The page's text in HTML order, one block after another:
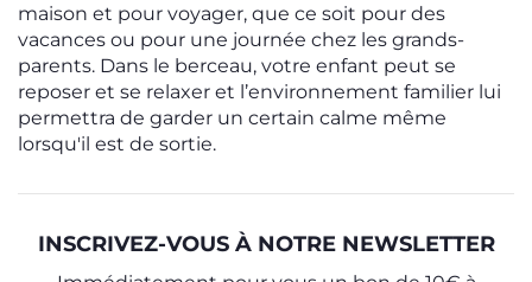
maison et pour voyager, que ce soit pour des
vacances ou pour une journée chez les grands-
parents. Dans le berceau, votre enfant peut se
reposer et se relaxer et l’environnement familier lui
permettra de garder un certain calme même
lorsqu'il est de sortie.
INSCRIVEZ-VOUS À NOTRE NEWSLETTER